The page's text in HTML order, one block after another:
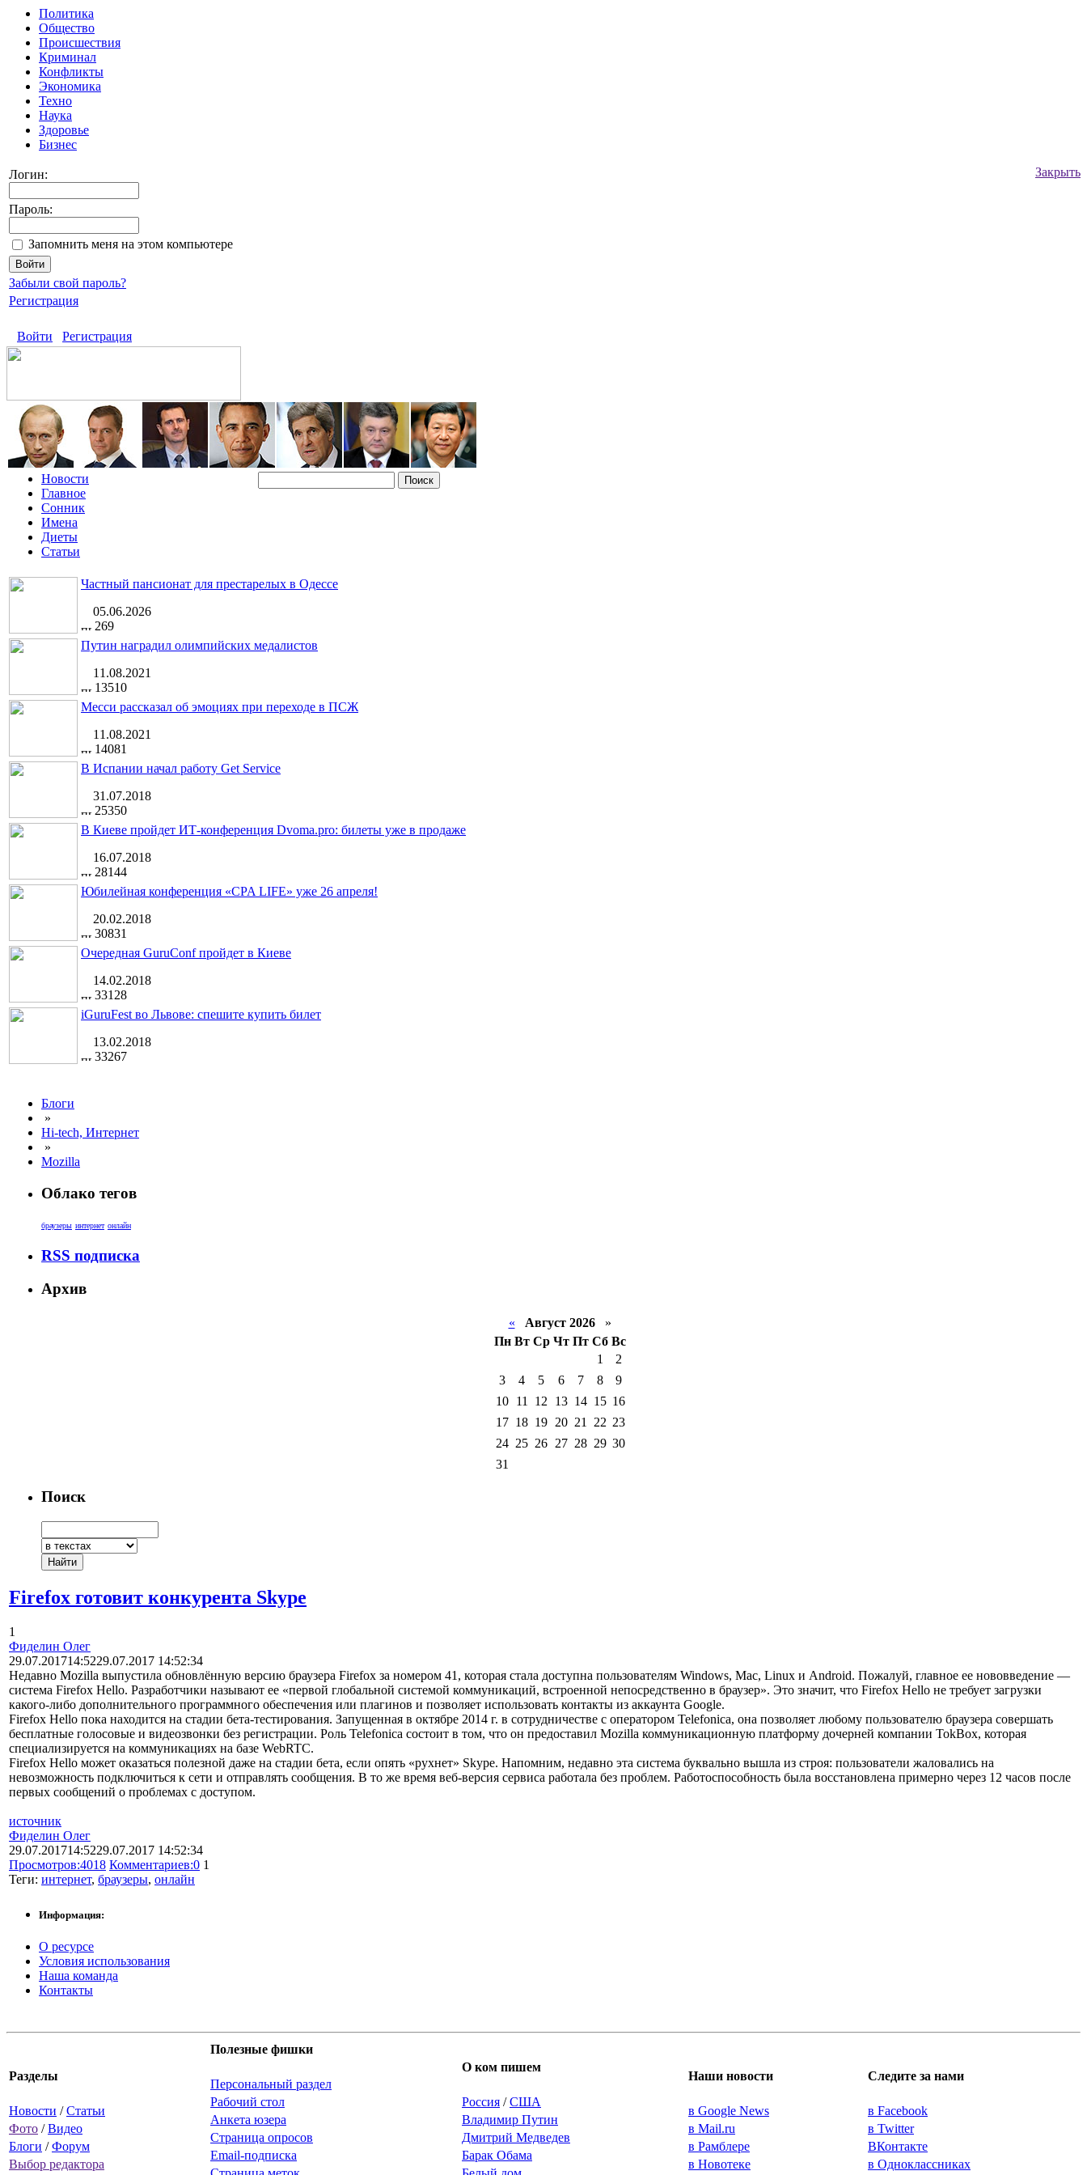
Политика
Общество
Происшествия
Криминал
Конфликты
Экономика
Техно
Наука
Здоровье
Бизнес
Закрыть
Логин:
Пароль:
Запомнить меня на этом компьютере
Забыли свой пароль?
Регистрация
Войти Регистрация
Новости
Главное
Сонник
Имена
Диеты
Статьи
Частный пансионат для престарелых в Одессе
05.06.2026
269
Путин наградил олимпийских медалистов
11.08.2021
13510
Месси рассказал об эмоциях при переходе в ПСЖ
11.08.2021
14081
В Испании начал работу Get Service
31.07.2018
25350
В Киеве пройдет ИТ-конференция Dvoma.pro: билеты уже в продаже
16.07.2018
28144
Юбилейная конференция «CPA LIFE» уже 26 апреля!
20.02.2018
30831
Очередная GuruConf пройдет в Киеве
14.02.2018
33128
iGuruFest во Львове: спешите купить билет
13.02.2018
33267
Блоги
»
Hi-tech, Интернет
»
Mozilla
Облако тегов
браузеры интернет онлайн
RSS подписка
Архив
« Август 2026
»
Пн Вт Ср Чт Пт Сб Вс
1
2
3
4 5 6 7 8
9
10 11 12 13 14 15 16
17 18 19 20 21 22 23
24 25 26 27 28 29 30
31
Поиск
Firefox готовит конкурента Skype
1
Фиделин Олег
29.07.201714:5229.07.2017 14:52:34
Недавно Mozilla выпустила обновлённую версию браузера Firefox за номером 41, которая стала доступна пользователям Windows, Mac, Linux и Android. Пожалуй, главное ее нововведение —
система Firefox Hello. Разработчики называют ее «первой глобальной системой коммуникаций, встроенной непосредственно в браузер». Это значит, что Firefox Hello не требует загрузки
какого-либо дополнительного программного обеспечения или плагинов и позволяет использовать контакты из аккаунта Google.
Firefox Hello пока находится на стадии бета-тестирования. Запущенная в октябре 2014 г. в сотрудничестве с оператором Telefonica, она позволяет любому пользователю браузера совершать
бесплатные голосовые и видеозвонки без регистрации. Роль Telefonica состоит в том, что он предоставил Mozilla коммуникационную платформу дочерней компании TokBox, которая
специализируется на коммуникациях на базе WebRTC.
Firefox Hello может оказаться полезной даже на стадии бета, если опять «рухнет» Skype. Напомним, недавно эта система буквально вышла из строя: пользователи жаловались на
невозможность подключиться к сети и отправлять сообщения. В то же время веб-версия сервиса работала без проблем. Работоспособность была восстановлена примерно через 12 часов после
первых сообщений о проблемах с доступом.
источник
Фиделин Олег
29.07.201714:5229.07.2017 14:52:34
Просмотров:4018 Комментариев:0 1
Теги: интернет, браузеры, онлайн
Информация:
О ресурсе
Условия использования
Наша команда
Контакты
Разделы
Новости /Статьи
Фото /Видео
Блоги /Форум
Выбор редактора
Полезные фишки
Персональный раздел
Рабочий стол
Анкета юзера
Страница опросов
Email-подписка
О ком пишем
Россия /США
Владимир Путин
Дмитрий Медведев
Барак Обама
Наши новости
в Google News
в Mail.ru
в Рамблере
в Новотеке
Следите за нами
в Facebook
в Twitter
ВКонтакте
в Одноклассниках